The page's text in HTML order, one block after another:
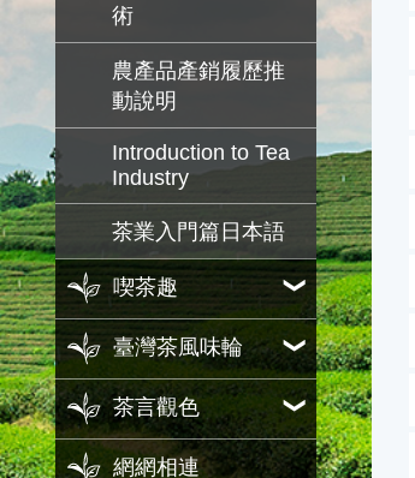
術
農產品產銷履歷推
動說明
Introduction to Tea
Industry
茶業入門篇日本語
喫茶趣
臺灣茶風味輪
茶言觀色
網網相連